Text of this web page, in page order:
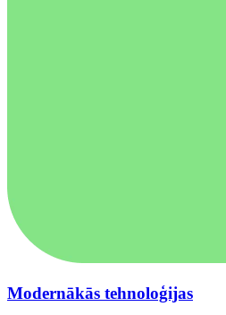
Modernākās tehnoloģijas